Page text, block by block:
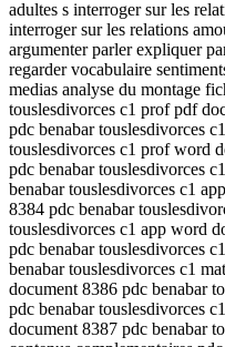
adultes s interroger sur les
interroger sur les relations
argumenter parler expliquer
regarder vocabulaire
medias analyse du montage
touslesdivorces c1 prof pdf
pdc benabar touslesdivorces
touslesdivorces c1 prof word
pdc benabar touslesdivorces
benabar touslesdivorces c1
8384 pdc benabar
touslesdivorces c1 app word
pdc benabar touslesdivorces
benabar touslesdivorces c1
document 8386 pdc benabar
pdc benabar touslesdivorces
document 8387 pdc benabar